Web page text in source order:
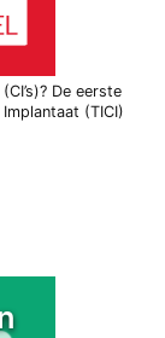
De eerste
(TICI)